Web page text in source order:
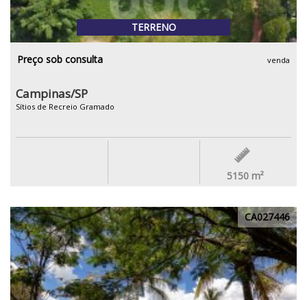
TERRENO
Preço sob consulta venda
Campinas/SP
Sítios de Recreio Gramado
5150 m²
CA027446